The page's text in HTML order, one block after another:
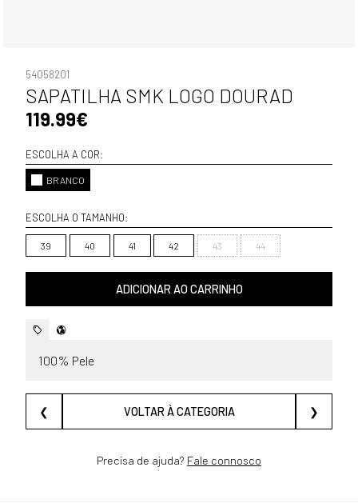
54058201
SAPATILHA SMK LOGO DOURAD
119.99€
ESCOLHA A COR:
BRANCO
ESCOLHA O TAMANHO:
39 40 41 42 43 44
ADICIONAR AO CARRINHO
100% Pele
❮ VOLTAR À CATEGORIA ❯
Precisa de ajuda? Fale connosco